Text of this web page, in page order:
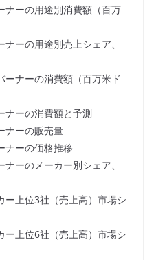
ナーの用途別消費額（百万
ーの用途別売上シェア、
ーナーの消費額（百万米ド
ナーの消費額と予測
ナーの販売量
ナーの価格推移
ーのメーカー別シェア、
ー上位3社（売上高）市場シ
ー上位6社（売上高）市場シ